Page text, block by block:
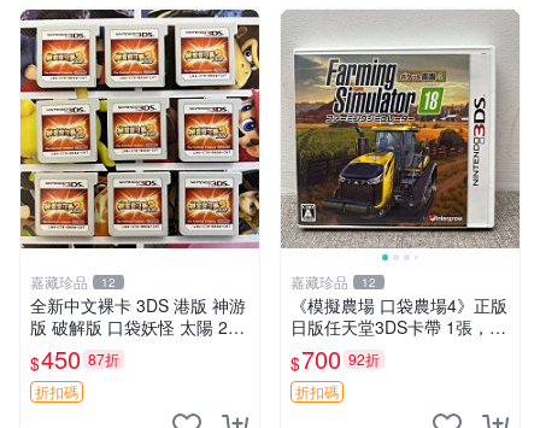
嘉藏珍品 12
全新中文裸卡 3DS 港版 神游
版 破解版 口袋妖怪 太陽 29
一張 全新未使用正版卡帶 只
能 香港版 臺灣版 神游版 破
解版 3DS 2DS 主機運
$450 87折
折扣碼
嘉藏珍品 12
《模擬農場 口袋農場4》正版
日版任天堂3DS卡帶 1張，同
時購第二張起可減張， 成色
如圖，原相機拍攝，一卡一
拍，因相機，光線環境等因
素，成色可能與實物
$700 92折
折扣碼